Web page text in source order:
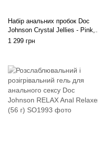
Набір анальних пробок Doc
Johnson Crystal Jellies - Pink,
макс. діаметр 2см - 3 см - 4 см
1 299 грн